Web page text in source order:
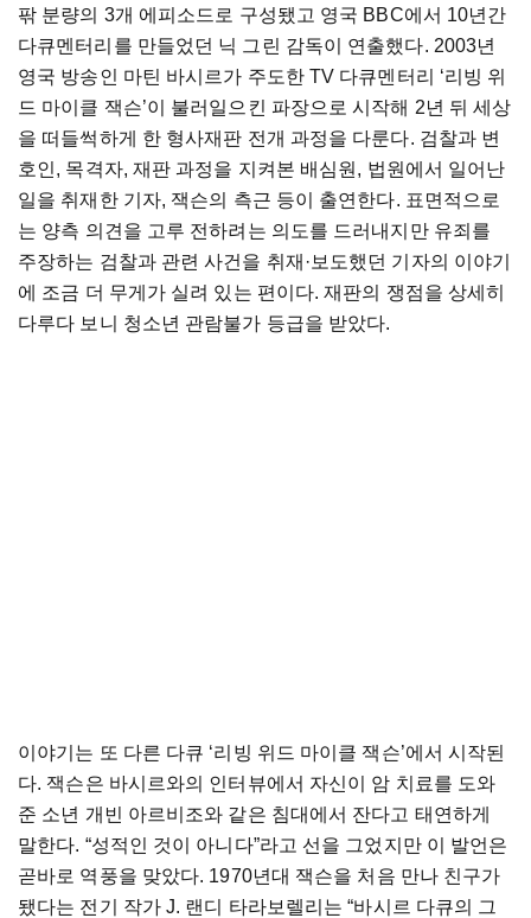
팎 분량의 3개 에피소드로 구성됐고 영국 BBC에서 10년간
다큐멘터리를 만들었던 닉 그린 감독이 연출했다. 2003년
영국 방송인 마틴 바시르가 주도한 TV 다큐멘터리 ‘리빙 위
드 마이클 잭슨’이 불러일으킨 파장으로 시작해 2년 뒤 세상
을 떠들썩하게 한 형사재판 전개 과정을 다룬다. 검찰과 변
호인, 목격자, 재판 과정을 지켜본 배심원, 법원에서 일어난
일을 취재한 기자, 잭슨의 측근 등이 출연한다. 표면적으로
는 양측 의견을 고루 전하려는 의도를 드러내지만 유죄를
주장하는 검찰과 관련 사건을 취재·보도했던 기자의 이야기
에 조금 더 무게가 실려 있는 편이다. 재판의 쟁점을 상세히
다루다 보니 청소년 관람불가 등급을 받았다.
이야기는 또 다른 다큐 ‘리빙 위드 마이클 잭슨’에서 시작된
다. 잭슨은 바시르와의 인터뷰에서 자신이 암 치료를 도와
준 소년 개빈 아르비조와 같은 침대에서 잔다고 태연하게
말한다. “성적인 것이 아니다”라고 선을 그었지만 이 발언은
곧바로 역풍을 맞았다. 1970년대 잭슨을 처음 만나 친구가
됐다는 전기 작가 J. 랜디 타라보렐리는 “바시르 다큐의 그